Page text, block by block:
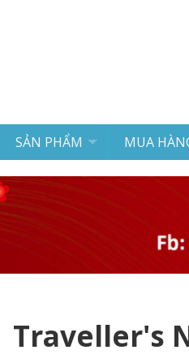
SẢN PHẨM MUA
Traveller's